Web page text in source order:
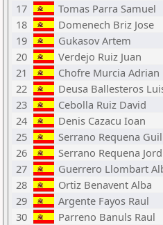
17
Tomas Parra Samuel
18
Domenech Briz Jose
19
Gukasov Artem
20
Verdejo Ruiz Juan
21
Chofre Murcia Adrian
22
Deusa Ballesteros
23
Cebolla Ruiz David
24
Denis Cazacu Ioan
25
Serrano Requena
26
Serrano Requena
27
Guerrero Llombart
28
Ortiz Benavent Alba
29
Argente Fayos Raul
30
Parreno Banuls Raul